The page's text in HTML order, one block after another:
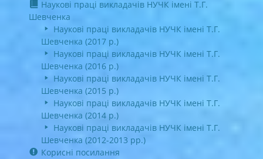
Наукові праці викладачів НУЧК імені Т.Г.
Шевченка
Наукові праці викладачів НУЧК імені Т.Г.
Шевченка (2017 р.)
Наукові праці викладачів НУЧК імені Т.Г.
Шевченка (2016 р.)
Наукові праці викладачів НУЧК імені Т.Г.
Шевченка (2015 р.)
Наукові праці викладачів НУЧК імені Т.Г.
Шевченка (2014 р.)
Наукові праці викладачів НУЧК імені Т.Г.
Шевченка (2012-2013 рр.)
Корисні посилання